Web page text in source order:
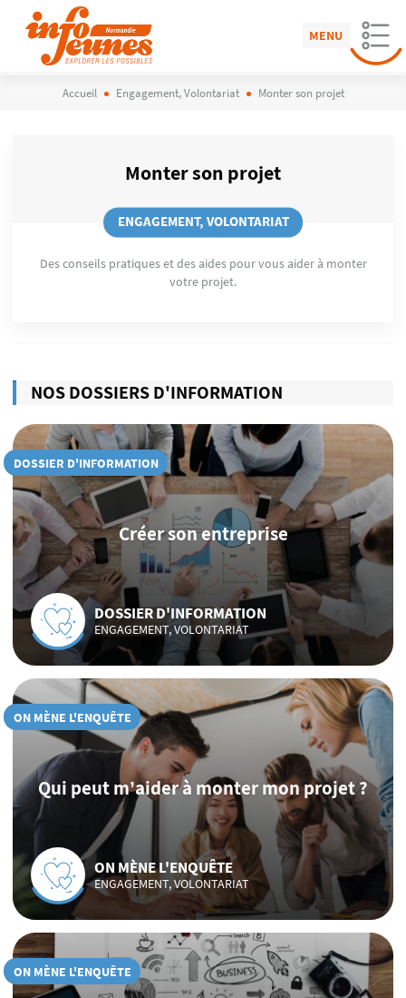
MENU
Accueil Engagement, Volontariat Monter son projet
Monter son projet
ENGAGEMENT, VOLONTARIAT
Des conseils pratiques et des aides pour vous aider à monter
votre projet.
NOS DOSSIERS D'INFORMATION
DOSSIER D'INFORMATION
Créer son entreprise
DOSSIER D'INFORMATION
ENGAGEMENT, VOLONTARIAT
ON MÈNE L'ENQUÊTE
Qui peut m’aider à monter mon projet ?
ON MÈNE L'ENQUÊTE
ENGAGEMENT, VOLONTARIAT
ON MÈNE L'ENQUÊTE